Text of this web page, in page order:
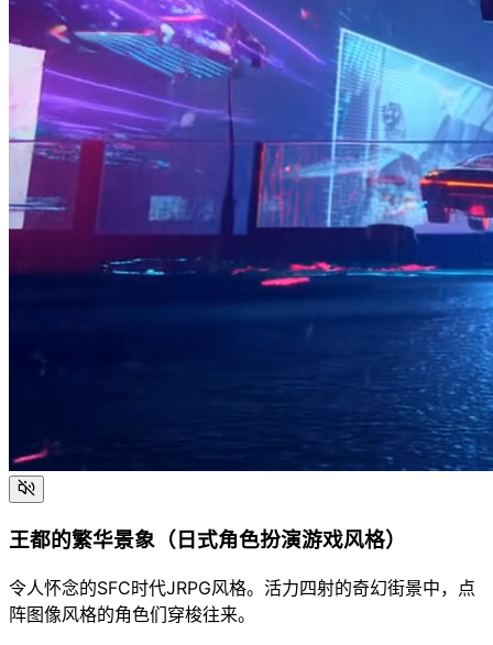
王都的繁华景象（日式角色扮演游戏风格）
令人怀念的SFC时代JRPG风格。活力四射的奇幻街景中，点
阵图像风格的角色们穿梭往来。